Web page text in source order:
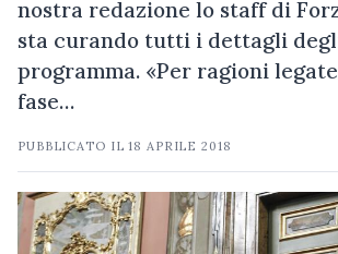
nostra redazione lo staff di
sta curando tutti i dettagli
programma. «Per ragioni
fase…
PUBBLICATO IL18 APRILE 2018